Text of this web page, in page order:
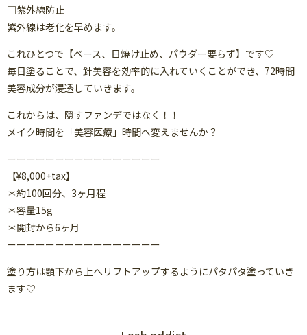
□紫外線防止
紫外線は老化を早めます。
これひとつで【ベース、日焼け止め、パウダー要らず】です♡
毎日塗ることで、針美容を効率的に入れていくことができ、72時間
美容成分が浸透していきます。
これからは、隠すファンデではなく！！
メイク時間を「美容医療」時間へ変えませんか？
ーーーーーーーーーーーーーーーー
【¥8,000+tax】
＊約100回分、3ヶ月程
＊容量15g
＊開封から6ヶ月
ーーーーーーーーーーーーーーーー
塗り方は顎下から上へリフトアップするようにパタパタ塗っていき
ます♡